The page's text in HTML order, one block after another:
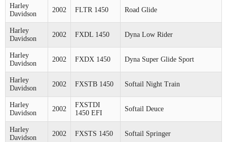
Harley
Davidson
2002 FLTR 1450 Road Glide
Harley
Davidson
2002 FXDL 1450 Dyna Low Rider
Harley
Davidson
2002 FXDX 1450 Dyna Super Glide Sport
Harley
Davidson
2002 FXSTB 1450 Softail Night Train
Harley
Davidson
2002
FXSTDI
1450 EFI
Softail Deuce
Harley
Davidson
2002 FXSTS 1450 Softail Springer